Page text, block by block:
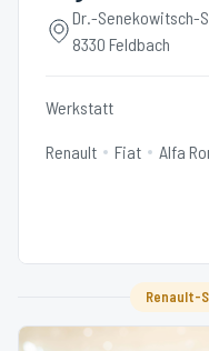
Dr.-Senekowitsch-
8330 Feldbach
Werkstatt
Renault Fiat Alfa
Renault-